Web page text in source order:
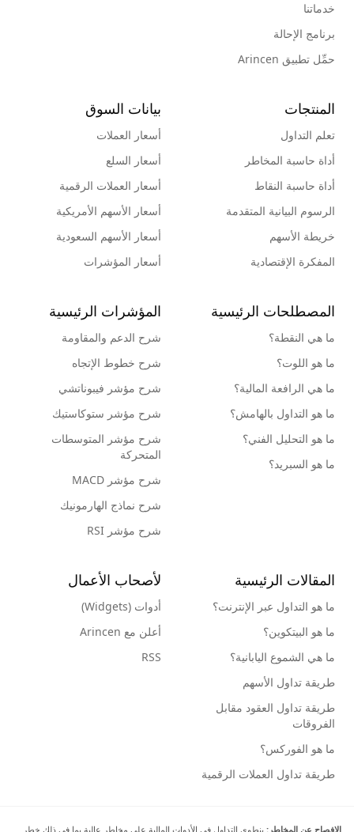
خدماتنا
برنامج الإحالة
حمِّل تطبيق Arincen
المنتجات
تعلم التداول
أداة حاسبة المخاطر
أداة حاسبة النقاط
الرسوم البيانية المتقدمة
خريطة الأسهم
المفكرة الإقتصادية
بيانات السوق
أسعار العملات
أسعار السلع
أسعار العملات الرقمية
أسعار الأسهم الأمريكية
أسعار الأسهم السعودية
أسعار المؤشرات
المصطلحات الرئيسية
ما هي النقطة؟
ما هو اللوت؟
ما هي الرافعة المالية؟
ما هو التداول بالهامش؟
ما هو التحليل الفني؟
ما هو السبريد؟
المؤشرات الرئيسية
شرح الدعم والمقاومة
شرح خطوط الإتجاه
شرح مؤشر فيبوناتشي
شرح مؤشر ستوكاستيك
شرح مؤشر المتوسطات
المتحركة
شرح مؤشر MACD
شرح نماذج الهارمونيك
شرح مؤشر RSI
المقالات الرئيسية
ما هو التداول عبر الإنترنت؟
ما هو البيتكوين؟
ما هي الشموع اليابانية؟
طريقة تداول الأسهم
طريقة تداول العقود مقابل
الفروقات
ما هو الفوركس؟
طريقة تداول العملات الرقمية
لأصحاب الأعمال
أدوات (Widgets)
أعلن مع Arincen
RSS
الإفصاح عن المخاطر: ينطوي التداول في الأدوات المالية على مخاطر عالية بما في ذلك خطر